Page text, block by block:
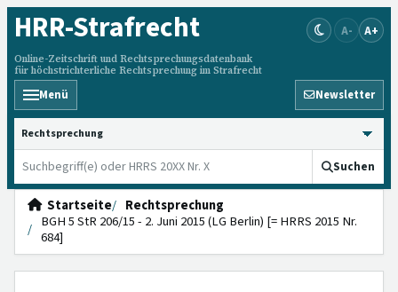
HRR-Strafrecht
Online-Zeitschrift und Rechtsprechungsdatenbank
für höchstrichterliche Rechtsprechung im Strafrecht
A- A+
Menü Newsletter
HRRS durchsuchen
Suchen
Startseite
Rechtsprechung
BGH 5 StR 206/15 - 2. Juni 2015 (LG Berlin) [= HRRS 2015 Nr.
684]